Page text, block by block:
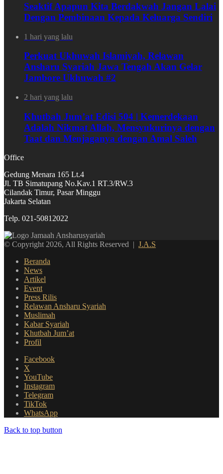
Seaktif Apapun Kita Berdakwah Jangan Lalai
Dengan Pembinaan Kepada Keluarga Sendiri
1 hari yang lalu
Perkuat Ukhuwah Islamiyah, Relawan
Ansharu Syariah Jawa Tengah Akan Gelar
Jambore Ukhuwah #2
2 hari yang lalu
Khutbah Jum’at Edisi 504 | Kemerdekaan
Adalah Nikmat Allah, Mensyukurinya dengan
Taat dan Menjaganya dengan Amal Saleh
Office
Gedung Menara 165 Lt.4
Jl. TB Simatupang No.Kav.1 RT.3/RW.3
Cilandak Timur, Pasar Minggu
Jakarta Selatan
Telp. 021-50812022
© Copyright 2026, All Rights Reserved | J.A.S
Beranda
News
Artikel
Event
Press Rilis
Relawan Ansharu Syariah
Muslimah
Kabar Syariah
Khutbah Jum’at
Profil
Facebook
X
YouTube
Instagram
Telegram
TikTok
WhatsApp
Back to top button